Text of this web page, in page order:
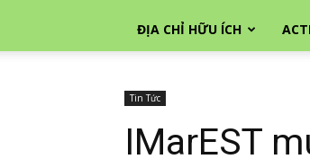
ĐỊA CHỈ HỮU ÍCH
Tin Tức
IMarEST